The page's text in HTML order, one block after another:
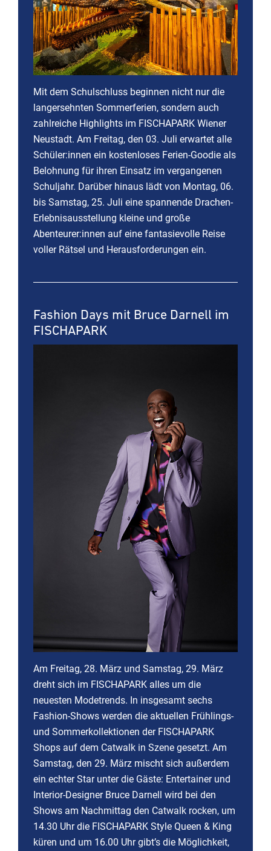
Mit dem Schulschluss beginnen nicht nur die
langersehnten Sommerferien, sondern auch
zahlreiche Highlights im FISCHAPARK Wiener
Neustadt. Am Freitag, den 03. Juli erwartet alle
Schüler:innen ein kostenloses Ferien-Goodie als
Belohnung für ihren Einsatz im vergangenen
Schuljahr. Darüber hinaus lädt von Montag, 06.
bis Samstag, 25. Juli eine spannende Drachen-
Erlebnisausstellung kleine und große
Abenteurer:innen auf eine fantasievolle Reise
voller Rätsel und Herausforderungen ein.
Fashion Days mit Bruce Darnell im
FISCHAPARK
Am Freitag, 28. März und Samstag, 29. März
dreht sich im FISCHAPARK alles um die
neuesten Modetrends. In insgesamt sechs
Fashion-Shows werden die aktuellen Frühlings-
und Sommerkollektionen der FISCHAPARK
Shops auf dem Catwalk in Szene gesetzt. Am
Samstag, den 29. März mischt sich außerdem
ein echter Star unter die Gäste: Entertainer und
Interior-Designer Bruce Darnell wird bei den
Shows am Nachmittag den Catwalk rocken, um
14.30 Uhr die FISCHAPARK Style Queen & King
küren und um 16.00 Uhr gibt’s die Möglichkeit,